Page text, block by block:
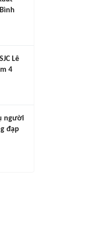
Lê
4
người
đạp